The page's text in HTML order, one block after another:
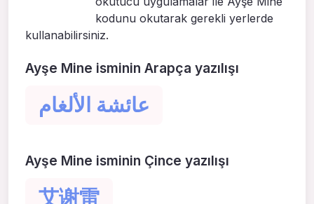
kodunu okutarak gerekli yerlerde
kullanabilirsiniz.
Ayşe Mine isminin Arapça yazılışı
عائشة الألغام
Ayşe Mine isminin Çince yazılışı
艾谢雷